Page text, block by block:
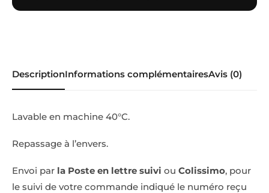
DescriptionInformations complémentairesAvis (0)
Lavable en machine 40°C.
Repassage à l’envers.
Envoi par la Poste en lettre suivi ou Colissimo, pour
le suivi de votre commande indiqué le numéro reçu